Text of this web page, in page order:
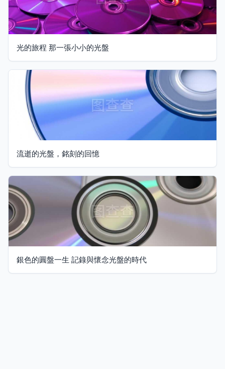
光的旅程 那一張小小的光盤
流逝的光盤，銘刻的回憶
銀色的圓盤一生 記錄與懷念光盤的時代